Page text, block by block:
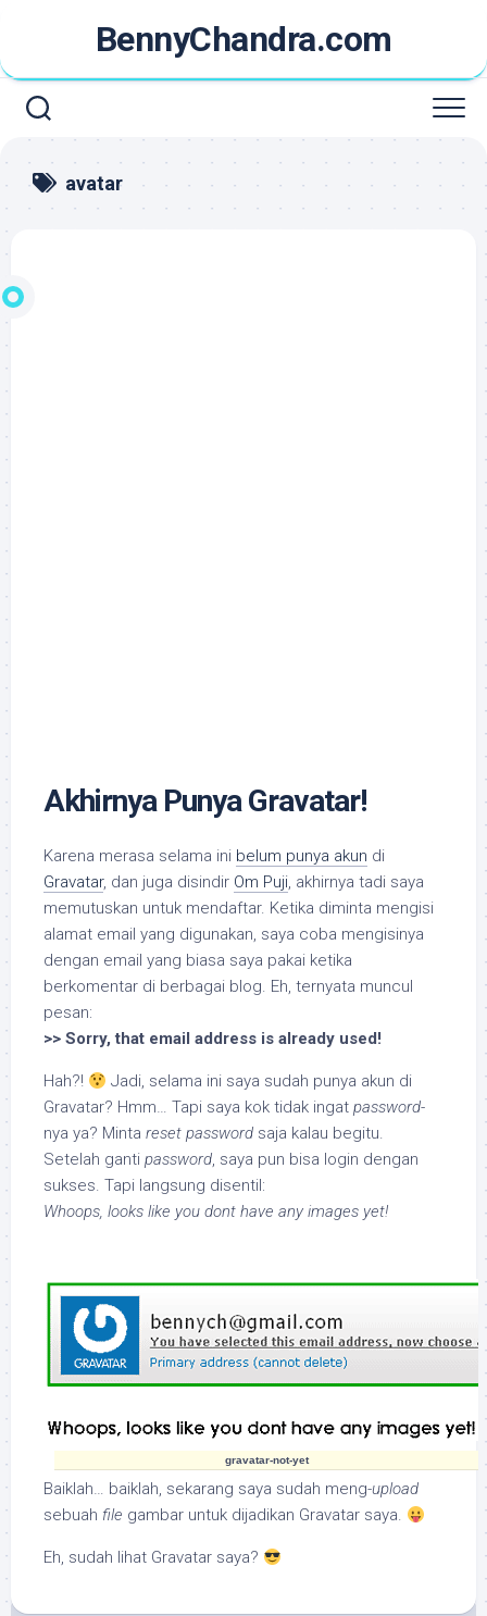
content
BennyChandra.com
avatar
Akhirnya Punya Gravatar!
Karena merasa selama ini belum punya akun di
Gravatar, dan juga disindir Om Puji, akhirnya tadi saya
memutuskan untuk mendaftar. Ketika diminta mengisi
alamat email yang digunakan, saya coba mengisinya
dengan email yang biasa saya pakai ketika
berkomentar di berbagai blog. Eh, ternyata muncul
pesan:
>> Sorry, that email address is already used!
Hah?!
Jadi, selama ini saya sudah punya akun di
Gravatar? Hmm… Tapi saya kok tidak ingat password-
nya ya? Minta reset password saja kalau begitu.
Setelah ganti password, saya pun bisa login dengan
sukses. Tapi langsung disentil:
Whoops, looks like you dont have any images yet!
gravatar-not-yet
Baiklah… baiklah, sekarang saya sudah meng-upload
sebuah file gambar untuk dijadikan Gravatar saya.
Eh, sudah lihat Gravatar saya?